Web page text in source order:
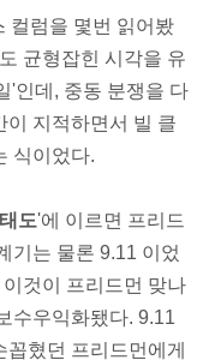
컬럼을 몇번 읽어봤
균형잡힌 시각을 유
'인데, 중동 분쟁을 다
이 지적하면서 빌 클
식이었다.
도'에 이르면 프리드
기는 물론 9.11 이었
것이 프리드먼 맞나
수우익화됐다. 9.11
혔던 프리드먼에게